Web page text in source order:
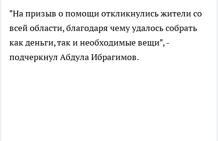
"На призыв о помощи откликнулись жители со
всей области, благодаря чему удалось собрать
как деньги, так и необходимые вещи", -
подчеркнул Абдула Ибрагимов.